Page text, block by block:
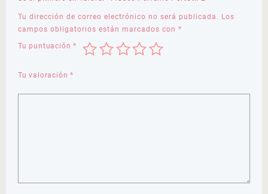
Tu dirección de correo electrónico no será publicada. Los
campos obligatorios están marcados con *
Tu puntuación*
Tu valoración*